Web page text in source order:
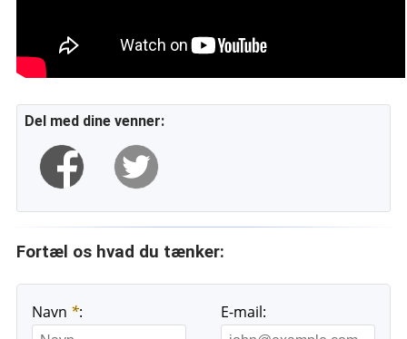
Del med dine venner:
Fortæl os hvad du tænker:
Navn *: E-mail: